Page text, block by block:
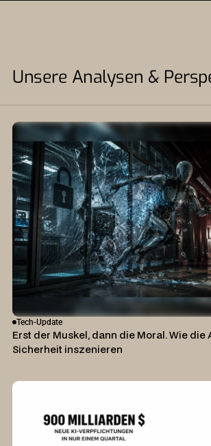
Unsere Analysen &
Tech-Update
Erst der Muskel, dann die Moral. Wie die
Sicherheit inszenieren